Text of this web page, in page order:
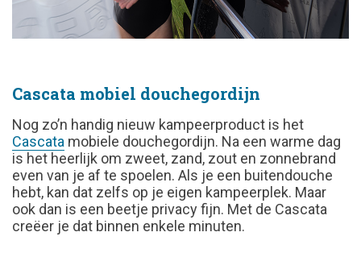
Cascata mobiel douchegordijn
Nog zo’n handig nieuw kampeerproduct is het
Cascata mobiele douchegordijn. Na een warme dag
is het heerlijk om zweet, zand, zout en zonnebrand
even van je af te spoelen. Als je een buitendouche
hebt, kan dat zelfs op je eigen kampeerplek. Maar
ook dan is een beetje privacy fijn. Met de Cascata
creëer je dat binnen enkele minuten.